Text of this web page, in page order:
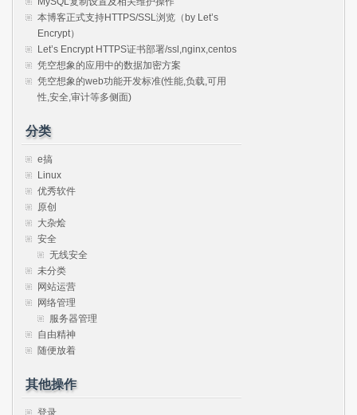
本博客正式支持HTTPS/SSL浏览（by Let’s
Encrypt）
Let’s Encrypt HTTPS证书部署/ssl,nginx,centos
凭空想象的应用中的数据加密方案
凭空想象的web功能开发标准(性能,负载,可用
性,安全,审计等多侧面)
分类
e搞
Linux
优秀软件
原创
大杂烩
安全
无线安全
未分类
网站运营
网络管理
服务器管理
自由精神
随便放着
其他操作
登录